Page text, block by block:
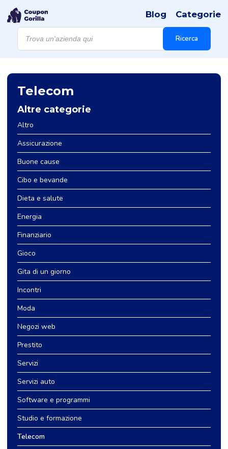
Products
search Ricerca
Blog Categorie
Telecom
Altre categorie
Altro
Assicurazione
Buone cause
Cibo e bevande
Dieta e salute
Energia
Finanziario
Gioco
Gita di un giorno
Incontri
Moda
Negozi web
Prestito
Servizi
Servizi auto
Software e programmi
Studio e formazione
Telecom